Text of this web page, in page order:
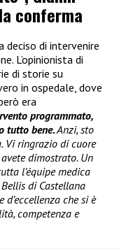
conferma
deciso di intervenire
L’opinionista di
di storie su
in ospedale, dove
era
programmato,
tutto bene.Anzi, sto
Vi ringrazio di cuore
dimostrato. Un
l’équipe medica
di Castellana
che si è
competenza e